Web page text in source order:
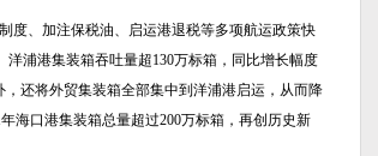
、加注保税油、启运港退税等多项航运政策快
浦港集装箱吞吐量超130万标箱，同比增长幅度
还将外贸集装箱全部集中到洋浦港启运，从而降
海口港集装箱总量超过200万标箱，再创历史新